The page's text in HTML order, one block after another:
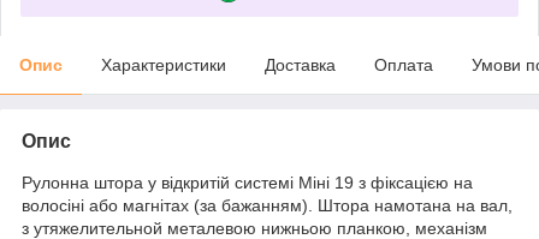
Опис Характеристики Доставка Оплата Умови
Опис
Рулонна штора у відкритій системі Міні 19 з фіксацією на
волосіні або магнітах (за бажанням). Штора намотана на вал,
з утяжелительной металевою нижньою планкою, механізм